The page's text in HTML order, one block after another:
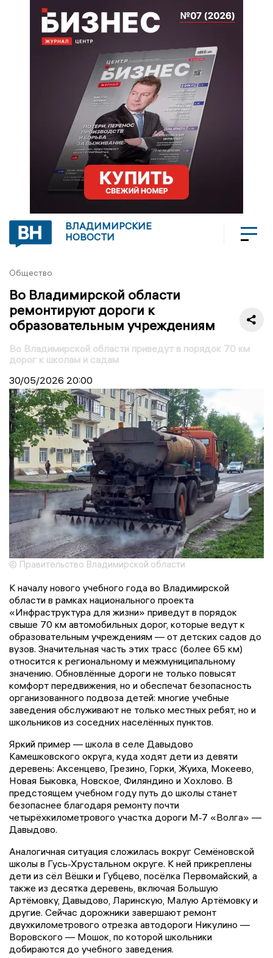
ВЛАДИМИРСКИЕ
НОВОСТИ
Общество
Во Владимирской области
ремонтируют дороги к
образовательным учреждениям
Во Владимирской области приведут в порядок 70 км
дорог к школам и садам
30/05/2026 20:00
© Правительство Владимирской области
К началу нового учебного года во Владимирской
области в рамках национального проекта
«Инфраструктура для жизни» приведут в порядок
свыше 70 км автомобильных дорог, которые ведут к
образовательным учреждениям — от детских садов до
вузов. Значительная часть этих трасс (более 65 км)
относится к региональному и межмуниципальному
значению. Обновлённые дороги не только повысят
комфорт передвижения, но и обеспечат безопасность
организованного подвоза детей: многие учебные
заведения обслуживают не только местных ребят, но и
школьников из соседних населённых пунктов.
Яркий пример — школа в селе Давыдово
Камешковского округа, куда ходят дети из девяти
деревень: Аксенцево, Грезино, Горки, Жуиха, Мокеево,
Новая Быковка, Новское, Филяндино и Хохлово. В
предстоящем учебном году путь до школы станет
безопаснее благодаря ремонту почти
четырёхкилометрового участка дороги М‑7 «Волга» —
Давыдово.
Аналогичная ситуация сложилась вокруг Семёновской
школы в Гусь‑Хрустальном округе. К ней прикреплены
дети из сёл Вёшки и Губцево, посёлка Первомайский, а
также из десятка деревень, включая Большую
Артёмовку, Давыдово, Ларинскую, Малую Артёмовку и
другие. Сейчас дорожники завершают ремонт
двухкилометрового отрезка автодороги Никулино —
Воровского — Мошок, по которой школьники
добираются до учебного заведения.